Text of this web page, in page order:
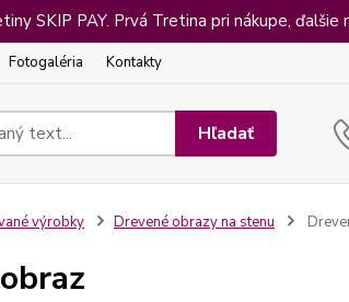
SKIP PAY. Prvá Tretina pri nákupe, ďalšie
Fotogaléria Kontakty
Hľadať
výrobky Drevené obrazy na stenu